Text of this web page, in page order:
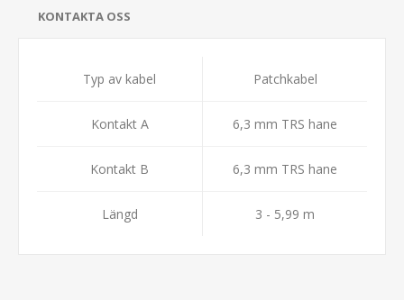
KONTAKTA OSS
Typ av kabel Patchkabel
Kontakt A 6,3 mm TRS hane
Kontakt B 6,3 mm TRS hane
Längd 3 - 5,99 m